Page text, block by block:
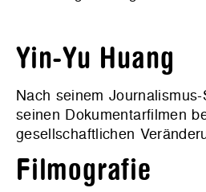
Yin-Yu Huang
Nach seinem
seinen Dokumentarfilmen
gesellschaftlichen
Filmografie